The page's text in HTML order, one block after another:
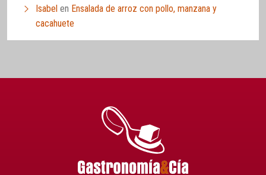
Isabel en Ensalada de arroz con pollo, manzana y
cacahuete